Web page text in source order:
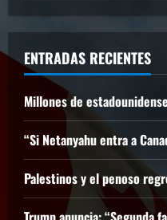
ENTRADAS RECIENTES
Millones de
“Si Netanyahu entra a
Palestinos y el penoso